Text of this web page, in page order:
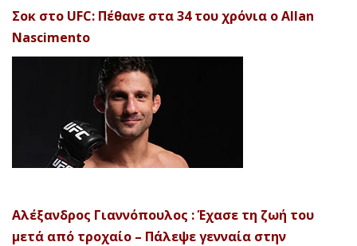
Σοκ στο UFC: Πέθανε στα 34 του χρόνια ο Allan
Nascimento
Αλέξανδρος Γιαννόπουλος : Έχασε τη ζωή του
μετά από τροχαίο – Πάλεψε γενναία στην